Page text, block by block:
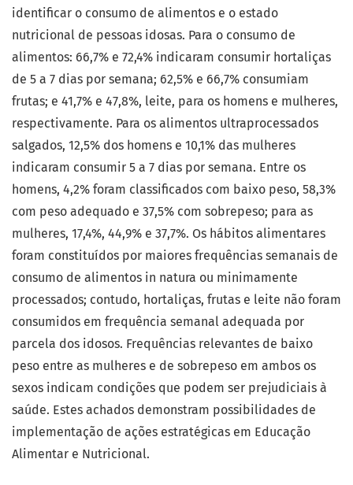
identificar o consumo de alimentos e o estado
nutricional de pessoas idosas. Para o consumo de
alimentos: 66,7% e 72,4% indicaram consumir hortaliças
de 5 a 7 dias por semana; 62,5% e 66,7% consumiam
frutas; e 41,7% e 47,8%, leite, para os homens e mulheres,
respectivamente. Para os alimentos ultraprocessados
salgados, 12,5% dos homens e 10,1% das mulheres
indicaram consumir 5 a 7 dias por semana. Entre os
homens, 4,2% foram classificados com baixo peso, 58,3%
com peso adequado e 37,5% com sobrepeso; para as
mulheres, 17,4%, 44,9% e 37,7%. Os hábitos alimentares
foram constituídos por maiores frequências semanais de
consumo de alimentos in natura ou minimamente
processados; contudo, hortaliças, frutas e leite não foram
consumidos em frequência semanal adequada por
parcela dos idosos. Frequências relevantes de baixo
peso entre as mulheres e de sobrepeso em ambos os
sexos indicam condições que podem ser prejudiciais à
saúde. Estes achados demonstram possibilidades de
implementação de ações estratégicas em Educação
Alimentar e Nutricional.